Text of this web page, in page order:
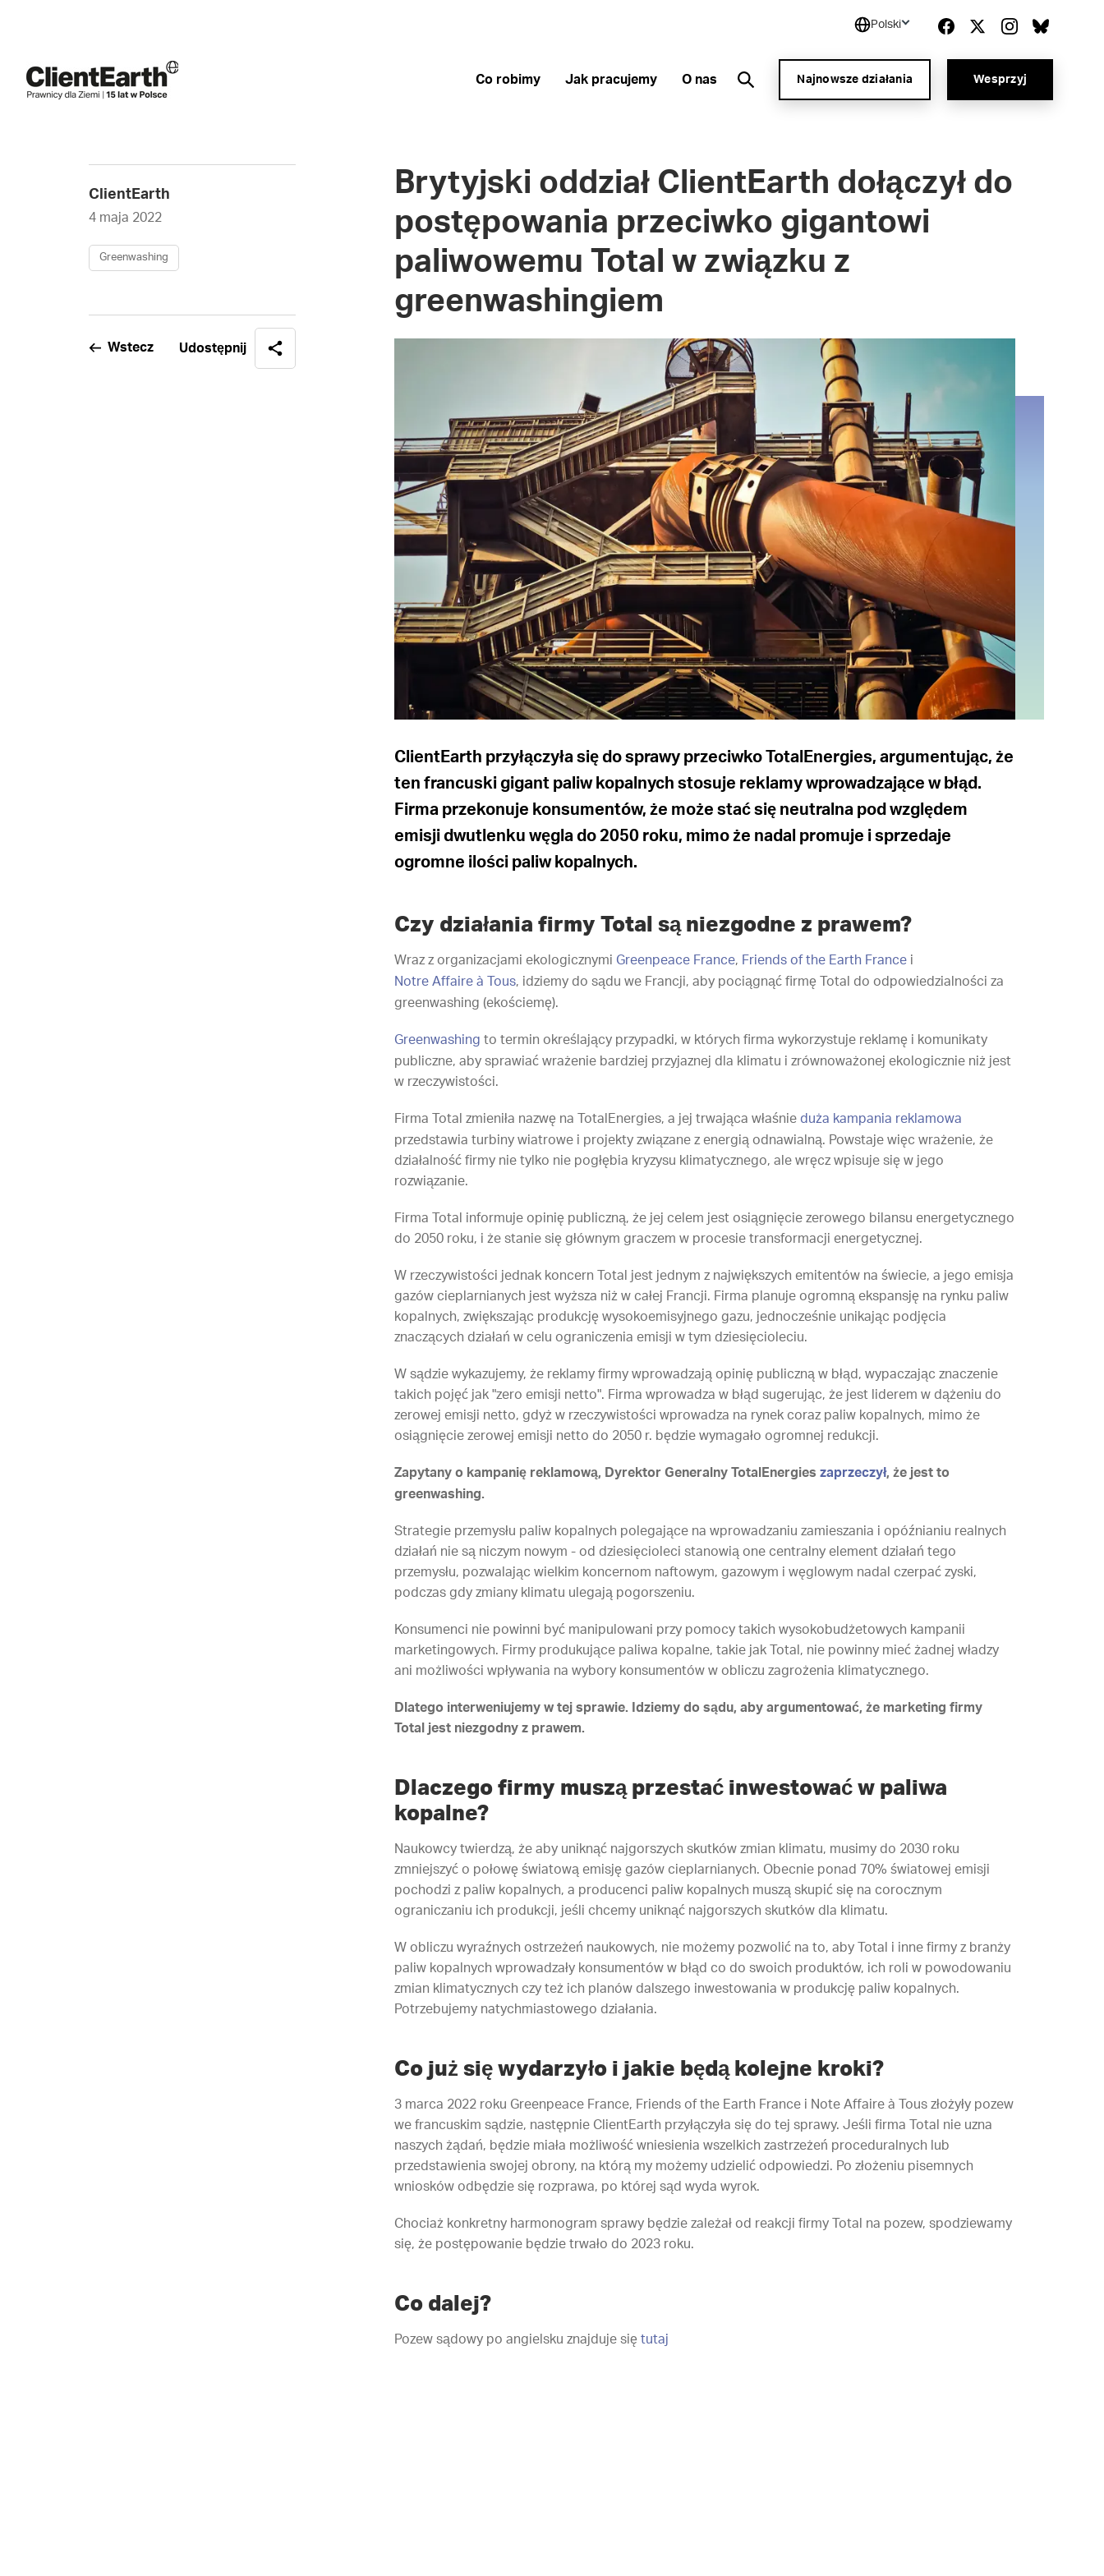
Polski
Co robimy Jak pracujemy O nas Najnowsze działania Wesprzyj
ClientEarth
4 maja 2022
Greenwashing
Wstecz Udostępnij
Brytyjski oddział ClientEarth dołączył do
postępowania przeciwko gigantowi
paliwowemu Total w związku z
greenwashingiem
ClientEarth przyłączyła się do sprawy przeciwko TotalEnergies, argumentując, że
ten francuski gigant paliw kopalnych stosuje reklamy wprowadzające w błąd.
Firma przekonuje konsumentów, że może stać się neutralna pod względem
emisji dwutlenku węgla do 2050 roku, mimo że nadal promuje i sprzedaje
ogromne ilości paliw kopalnych.
Czy działania firmy Total są niezgodne z prawem?
Wraz z organizacjami ekologicznymi Greenpeace France, Friends of the Earth France i
Notre Affaire à Tous, idziemy do sądu we Francji, aby pociągnąć firmę Total do odpowiedzialności za
greenwashing (ekościemę).
Greenwashing to termin określający przypadki, w których firma wykorzystuje reklamę i komunikaty
publiczne, aby sprawiać wrażenie bardziej przyjaznej dla klimatu i zrównoważonej ekologicznie niż jest
w rzeczywistości.
Firma Total zmieniła nazwę na TotalEnergies, a jej trwająca właśnieduża kampania reklamowa
przedstawia turbiny wiatrowe i projekty związane z energią odnawialną. Powstaje więc wrażenie, że
działalność firmy nie tylko nie pogłębia kryzysu klimatycznego, ale wręcz wpisuje się w jego
rozwiązanie.
Firma Total informuje opinię publiczną, że jej celem jest osiągnięcie zerowego bilansu energetycznego
do 2050 roku, i że stanie się głównym graczem w procesie transformacji energetycznej.
W rzeczywistości jednak koncern Total jest jednym z największych emitentów na świecie, a jego emisja
gazów cieplarnianych jest wyższa niż w całej Francji. Firma planuje ogromną ekspansję na rynku paliw
kopalnych, zwiększając produkcję wysokoemisyjnego gazu, jednocześnie unikając podjęcia
znaczących działań w celu ograniczenia emisji w tym dziesięcioleciu.
W sądzie wykazujemy, że reklamy firmy wprowadzają opinię publiczną w błąd, wypaczając znaczenie
takich pojęć jak "zero emisji netto". Firma wprowadza w błąd sugerując, że jest liderem w dążeniu do
zerowej emisji netto, gdyż w rzeczywistości wprowadza na rynek coraz paliw kopalnych, mimo że
osiągnięcie zerowej emisji netto do 2050 r. będzie wymagało ogromnej redukcji.
Zapytany o kampanię reklamową, Dyrektor Generalny TotalEnergieszaprzeczył, że jest to
greenwashing.
Strategie przemysłu paliw kopalnych polegające na wprowadzaniu zamieszania i opóźnianiu realnych
działań nie są niczym nowym - od dziesięcioleci stanowią one centralny element działań tego
przemysłu, pozwalając wielkim koncernom naftowym, gazowym i węglowym nadal czerpać zyski,
podczas gdy zmiany klimatu ulegają pogorszeniu.
Konsumenci nie powinni być manipulowani przy pomocy takich wysokobudżetowych kampanii
marketingowych. Firmy produkujące paliwa kopalne, takie jak Total, nie powinny mieć żadnej władzy
ani możliwości wpływania na wybory konsumentów w obliczu zagrożenia klimatycznego.
Dlatego interweniujemy w tej sprawie. Idziemy do sądu, aby argumentować, że marketing firmy
Total jest niezgodny z prawem.
Dlaczego firmy muszą przestać inwestować w paliwa
kopalne?
Naukowcy twierdzą, że aby uniknąć najgorszych skutków zmian klimatu, musimy do 2030 roku
zmniejszyć o połowę światową emisję gazów cieplarnianych. Obecnie ponad 70% światowej emisji
pochodzi z paliw kopalnych, a producenci paliw kopalnych muszą skupić się na corocznym
ograniczaniu ich produkcji, jeśli chcemy uniknąć najgorszych skutków dla klimatu.
W obliczu wyraźnych ostrzeżeń naukowych, nie możemy pozwolić na to, aby Total i inne firmy z branży
paliw kopalnych wprowadzały konsumentów w błąd co do swoich produktów, ich roli w powodowaniu
zmian klimatycznych czy też ich planów dalszego inwestowania w produkcję paliw kopalnych.
Potrzebujemy natychmiastowego działania.
Co już się wydarzyło i jakie będą kolejne kroki?
3 marca 2022 roku Greenpeace France, Friends of the Earth France i Note Affaire à Tous złożyły pozew
we francuskim sądzie, następnie ClientEarth przyłączyła się do tej sprawy. Jeśli firma Total nie uzna
naszych żądań, będzie miała możliwość wniesienia wszelkich zastrzeżeń proceduralnych lub
przedstawienia swojej obrony, na którą my możemy udzielić odpowiedzi. Po złożeniu pisemnych
wniosków odbędzie się rozprawa, po której sąd wyda wyrok.
Chociaż konkretny harmonogram sprawy będzie zależał od reakcji firmy Total na pozew, spodziewamy
się, że postępowanie będzie trwało do 2023 roku.
Co dalej?
Pozew sądowy po angielsku znajduje siętutaj